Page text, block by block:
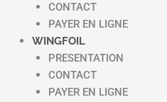
CONTACT
PAYER EN LIGNE
WINGFOIL
PRESENTATION
CONTACT
PAYER EN LIGNE